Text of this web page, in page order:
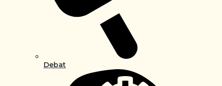
Debat